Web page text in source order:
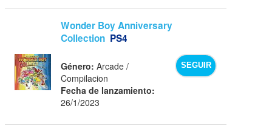
Wonder Boy Anniversary
Collection PS4
SEGUIR
Género: Arcade /
Compilacion
Fecha de lanzamiento:
26/1/2023